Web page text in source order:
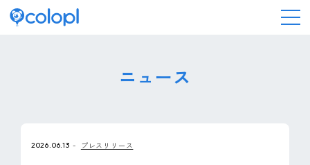
ニュース
2026.06.13 プレスリリース